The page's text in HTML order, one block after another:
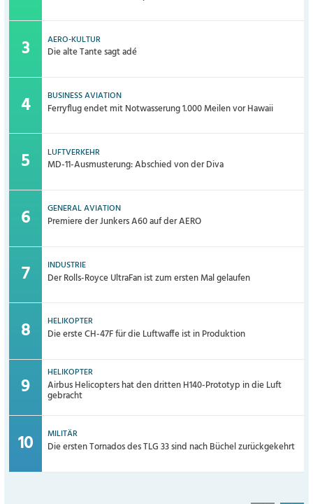
AERO-KULTUR
Die alte Tante sagt adé
BUSINESS AVIATION
Ferryflug endet mit Notwasserung 1.000 Meilen vor Hawaii
LUFTVERKEHR
MD-11-Ausmusterung: Abschied von der Diva
GENERAL AVIATION
Premiere der Junkers A60 auf der AERO
INDUSTRIE
Der Rolls-Royce UltraFan ist zum ersten Mal gelaufen
HELIKOPTER
Die erste CH-47F für die Luftwaffe ist in Produktion
HELIKOPTER
Airbus Helicopters hat den dritten H140-Prototyp in die Luft
gebracht
MILITÄR
Die ersten Tornados des TLG 33 sind nach Büchel zurückgekehrt